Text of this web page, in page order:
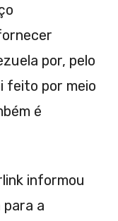
por, pelo
feito por meio
é
informou
a